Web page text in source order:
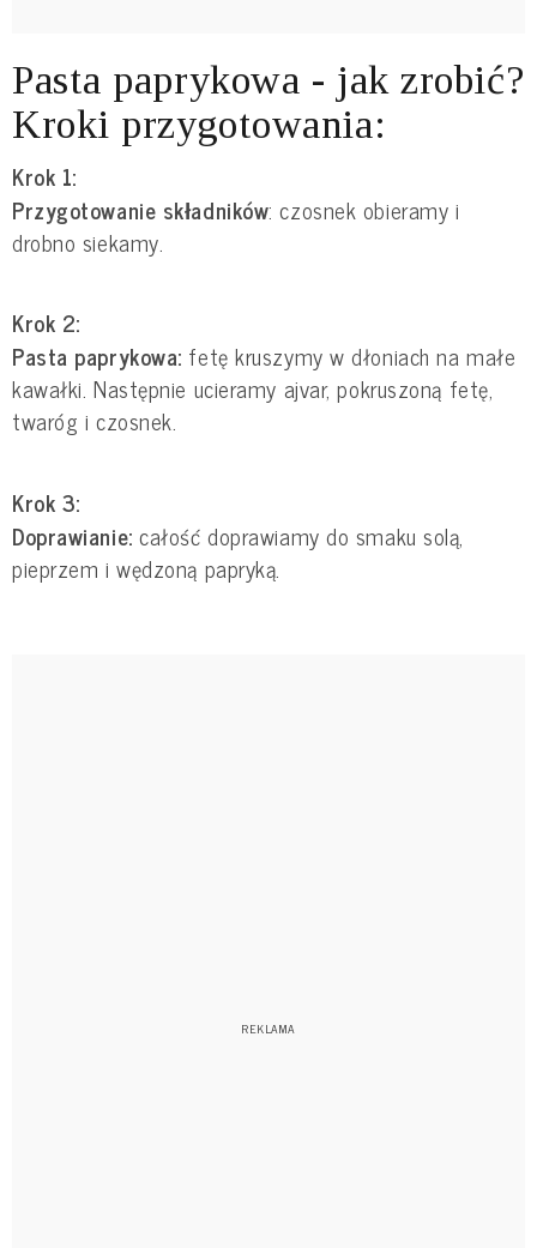
Pasta paprykowa - jak zrobić?
Kroki przygotowania:
Krok 1:
Przygotowanie składników: czosnek obieramy i
drobno siekamy.
Krok 2:
Pasta paprykowa: fetę kruszymy w dłoniach na małe
kawałki. Następnie ucieramy ajvar, pokruszoną fetę,
twaróg i czosnek.
Krok 3:
Doprawianie: całość doprawiamy do smaku solą,
pieprzem i wędzoną papryką.